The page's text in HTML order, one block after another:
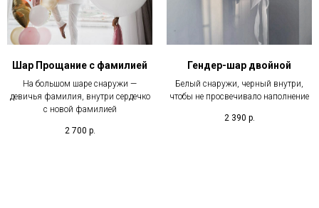
Шар Прощание с фамилией
На большом шаре снаружи —
девичья фамилия, внутри сердечко
с новой фамилией
2 700 р.
Гендер-шар двойной
Белый снаружи, черный внутри,
чтобы не просвечивало наполнение
2 390 р.